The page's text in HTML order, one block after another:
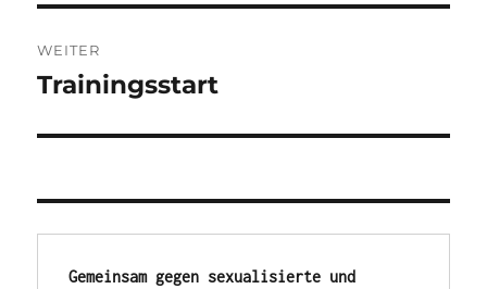
WEITER
Nächster
Trainingsstart
Gemeinsam gegen sexualisierte und